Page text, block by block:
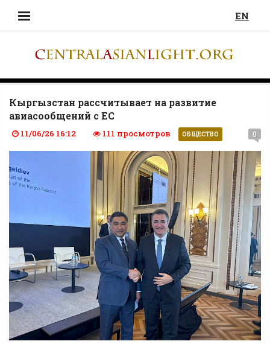
EN
Кыргызстан рассчитывает на развитие
авиасообщений с ЕС
11/06/26 16:12 111 просмотров ОБЩЕСТВО 0